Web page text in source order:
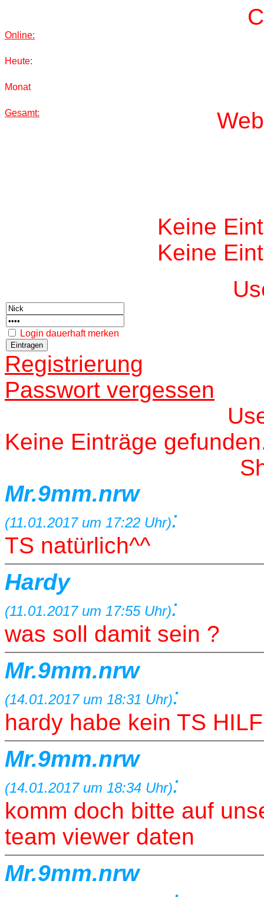
C
Online:
Heute:
Monat
Gesamt: W
Keine
Keine
Login dauerhaft merken
Registrierung
Passwort vergessen
Keine Einträge
S
Mr.9mm.nrw
(11.01.2017 um 17:22 Uhr):
TS natürlich^^
Hardy
(11.01.2017 um 17:55 Uhr):
was soll damit sein ?
Mr.9mm.nrw
(14.01.2017 um 18:31 Uhr):
hardy habe kein TS
Mr.9mm.nrw
(14.01.2017 um 18:34 Uhr):
komm doch bitte auf
team viewer daten
Mr.9mm.nrw